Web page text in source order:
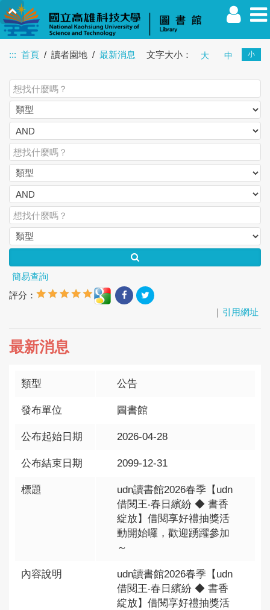
教職員 學生 校友 其他 訪客
::: 首頁 讀者園地 最新消息 文字大小： 大 中 小
簡易查詢
評分：
｜ 引用網址
最新消息
類型 公告
發布單位 圖書館
公布起始日期 2026-04-28
公布結束日期 2099-12-31
標題
udn讀書館2026春季【udn
借閱王‧春日繽紛 ◆ 書香
綻放】借閱享好禮抽獎活
動開始囉，歡迎踴躍參加
～
內容說明
udn讀書館2026春季【udn
借閱王‧春日繽紛 ◆ 書香
綻放】借閱享好禮抽獎活